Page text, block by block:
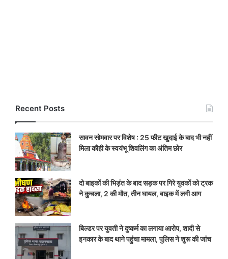
Recent Posts
सावन सोमवार पर विशेष : 25 फीट खुदाई के बाद भी नहीं
मिला कौही के स्वयंभू शिवलिंग का अंतिम छोर
दो बाइकों की भिड़ंत के बाद सड़क पर गिरे युवकों को ट्रक
ने कुचला, 2 की मौत, तीन घायल, बाइक में लगी आग
बिल्डर पर युवती ने दुष्कर्म का लगाया आरोप, शादी से
इनकार के बाद थाने पहुंचा मामला, पुलिस ने शुरू की जांच